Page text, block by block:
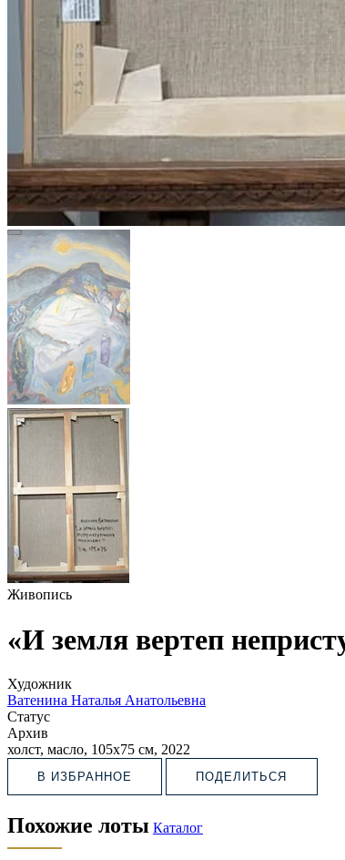
Живопись
«И земля вертеп
Художник
Ватенина Наталья Анатольевна
Статус
Архив
холст, масло, 105х75 см, 2022
В ИЗБРАННОЕ ПОДЕЛИТЬСЯ
Похожие лоты Каталог